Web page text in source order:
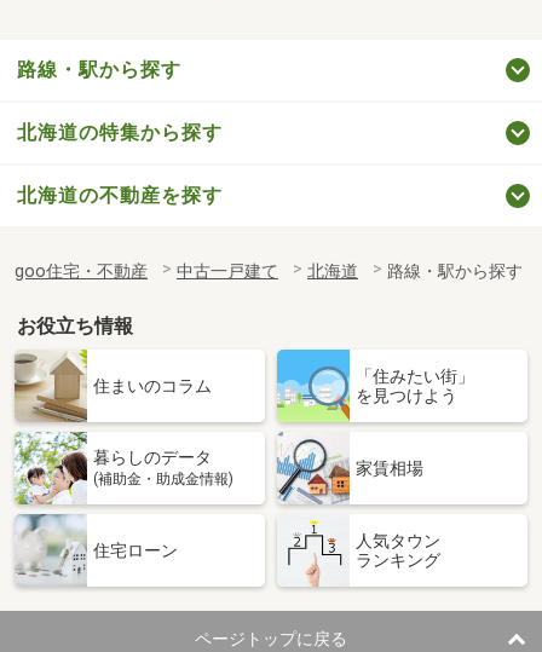
路線・駅から探す
北海道の特集から探す
北海道の不動産を探す
goo住宅・不動産 中古一戸建て 北海道 路線・駅から探す
お役立ち情報
住まいのコラム
「住みたい街」
を見つけよう
暮らしのデータ
(補助金・助成金情報)
家賃相場
住宅ローン
人気タウン
ランキング
ページトップに戻る